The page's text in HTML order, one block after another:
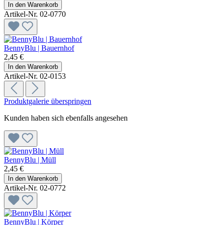
In den Warenkorb
Artikel-Nr. 02-0770
BennyBlu | Bauernhof
2,45 €
In den Warenkorb
Artikel-Nr. 02-0153
Produktgalerie überspringen
Kunden haben sich ebenfalls angesehen
BennyBlu | Müll
2,45 €
In den Warenkorb
Artikel-Nr. 02-0772
BennyBlu | Körper